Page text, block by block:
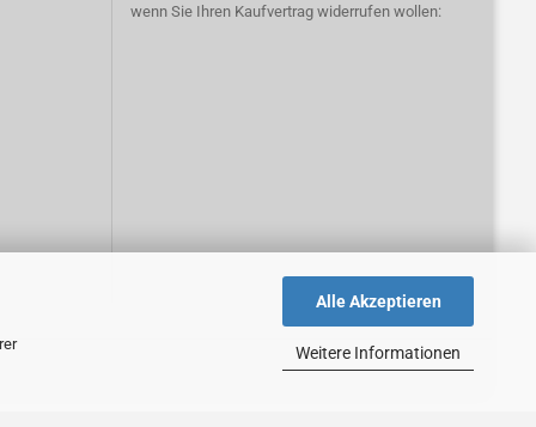
Alle Akzeptieren
Weitere Informationen
wenn Sie Ihren Kaufvertrag widerrufen wollen: